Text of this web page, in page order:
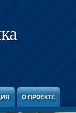
О ПРОЕКТЕ